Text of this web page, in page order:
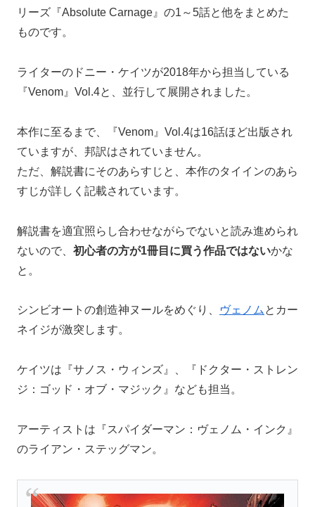
リーズ『Absolute Carnage』の1～5話と他をまとめた
ものです。
ライターのドニー・ケイツが2018年から担当している
『Venom』Vol.4と、並行して展開されました。
本作に至るまで、『Venom』Vol.4は16話ほど出版され
ていますが、邦訳はされていません。
ただ、解説書にそのあらすじと、本作のタイインのあら
すじが詳しく記載されています。
解説書を適宜照らし合わせながらでないと読み進められ
ないので、 初心者の方が1冊目に買う作品ではないかな
と。
シンビオートの創造神ヌールをめぐり、 ヴェノムとカー
ネイジが激突します。
ケイツは『サノス・ウィンズ』、『ドクター・ストレン
ジ：ゴッド・オブ・マジック』なども担当。
アーティストは『スパイダーマン：ヴェノム・インク』
のライアン・ステッグマン。